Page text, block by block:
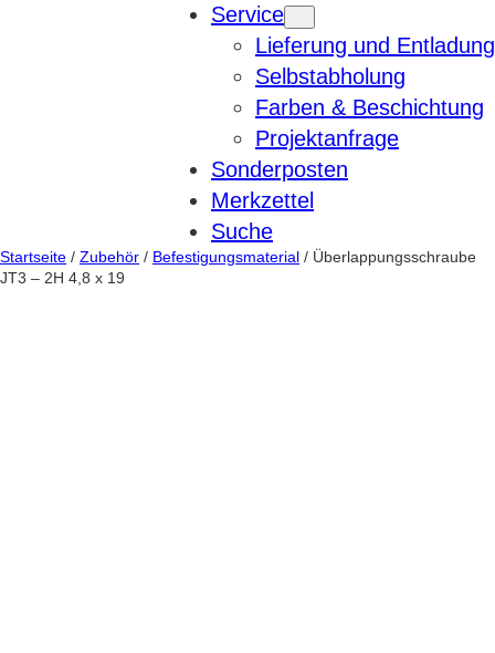
Service
Lieferung und Entladung
Selbstabholung
Farben & Beschichtung
Projektanfrage
Sonderposten
Merkzettel
Suche
Startseite / Zubehör / Befestigungsmaterial / Überlappungsschraube
JT3 – 2H 4,8 x 19